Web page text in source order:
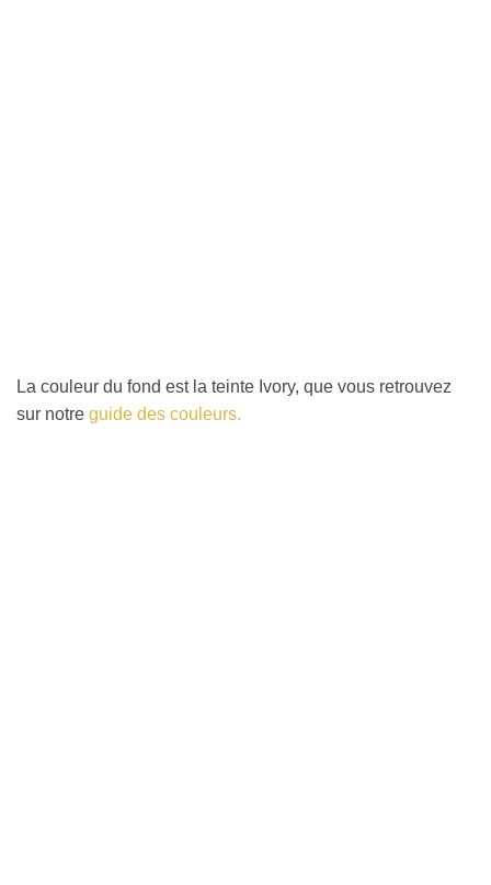
La couleur du fond est la teinte Ivory, que vous retrouvez
sur notre guide des couleurs.